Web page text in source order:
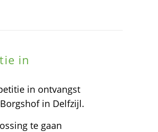
in
in ontvangst
in Delfzijl.
te gaan